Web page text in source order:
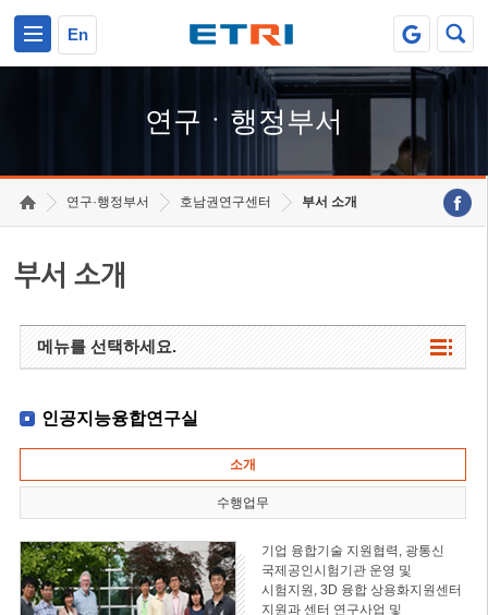
En
연구ㆍ행정부서
연구·행정부서 호남권연구센터 부서 소개
부서 소개
메뉴를 선택하세요.
인공지능융합연구실
소개
수행업무
기업 융합기술 지원협력, 광통신
국제공인시험기관 운영 및
시험지원, 3D 융합 상용화지원센터
지원과 센터 연구사업 및